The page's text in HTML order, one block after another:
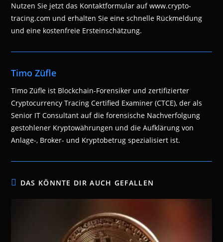
Nutzen Sie jetzt das Kontaktformular auf www.crypto-
tracing.com und erhalten Sie eine schnelle Rückmeldung
und eine kostenfreie Ersteinschätzung.
Timo Züfle
Timo Züfle ist Blockchain-Forensiker und zertifizierter
Cryptocurrency Tracing Certified Examiner (CTCE), der als
Senior IT Consultant auf die forensische Nachverfolgung
gestohlener Kryptowährungen und die Aufklärung von
Anlage-, Broker- und Kryptobetrug spezialisiert ist.
DAS KÖNNTE DIR AUCH GEFALLEN